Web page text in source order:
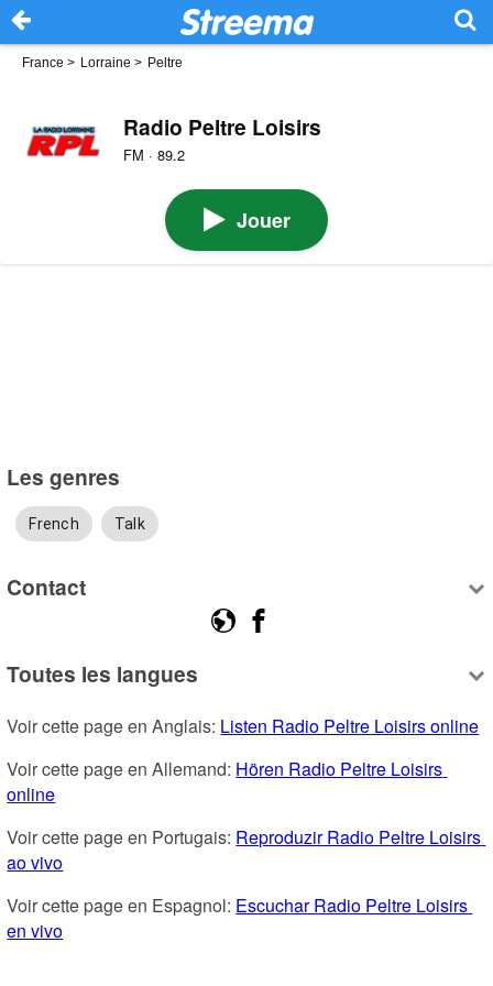
France > Lorraine > Peltre
Radio Peltre Loisirs
FM · 89.2
Jouer
Les genres
French Talk
Contact
Toutes les langues
Voir cette page en Anglais: Listen Radio Peltre Loisirs online
Voir cette page en Allemand: Hören Radio Peltre Loisirs
online
Voir cette page en Portugais: Reproduzir Radio Peltre Loisirs
ao vivo
Voir cette page en Espagnol: Escuchar Radio Peltre Loisirs
en vivo